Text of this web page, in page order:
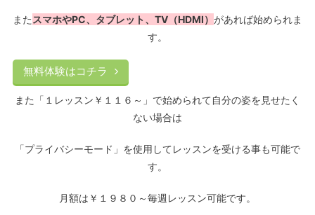
またスマホやPC、タブレット、TV（HDMI） があれば始められま
す。
無料体験はコチラ
また「１レッスン￥１１６～」で始められて自分の姿を見せたく
ない場合は
「プライバシーモード」を使用してレッスンを受ける事も可能で
す。
月額は￥１９８０～毎週レッスン可能です。